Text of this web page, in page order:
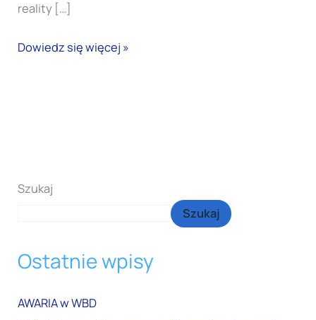
reality […]
Dowiedz się więcej »
Szukaj
Szukaj
Ostatnie wpisy
AWARIA w WBD